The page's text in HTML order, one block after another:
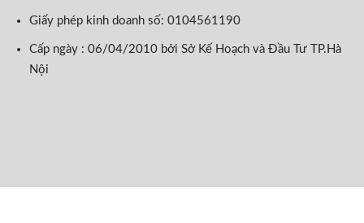
Giấy phép kinh doanh số: 0104561190
Cấp ngày : 06/04/2010 bởi Sở Kế Hoạch và Đầu Tư TP.Hà
Nội